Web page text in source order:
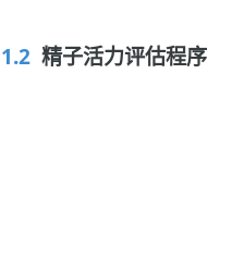
精子活力评估程序